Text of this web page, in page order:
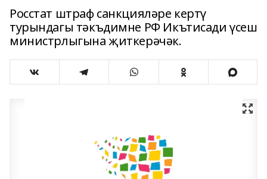
Росстат штраф санкцияләре кертү
турындагы тәкъдимне РФ Икътисади үсеш
министрлыгына җиткерәчәк.